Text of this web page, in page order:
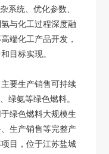
系统、优化参数、
与化工过程深度融
端化工产品开发，
目标实现。
要生产销售可持续
绿氨等绿色燃料。
绿色燃料大规模生
生产销售等完整产
目，位于江苏盐城